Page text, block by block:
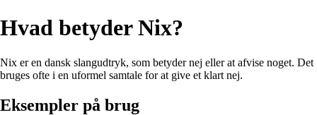
Hvad betyder Nix?
Nix er en dansk slangudtryk, som betyder nej eller at afvise noget. Det
bruges ofte i en uformel samtale for at give et klart nej.
Eksempler på brug